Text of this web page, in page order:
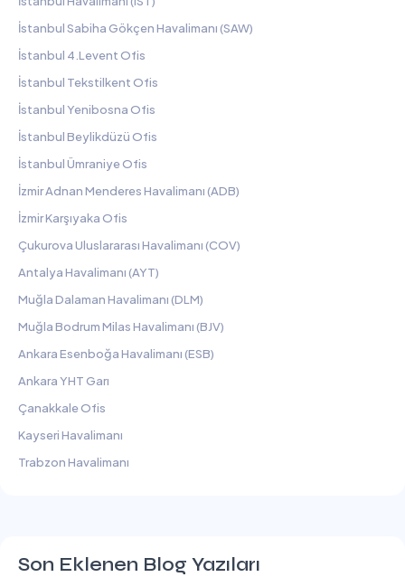
İstanbul Sabiha Gökçen Havalimanı (SAW)
İstanbul 4.Levent Ofis
İstanbul Tekstilkent Ofis
İstanbul Yenibosna Ofis
İstanbul Beylikdüzü Ofis
İstanbul Ümraniye Ofis
İzmir Adnan Menderes Havalimanı (ADB)
İzmir Karşıyaka Ofis
Çukurova Uluslararası Havalimanı (COV)
Antalya Havalimanı (AYT)
Muğla Dalaman Havalimanı (DLM)
Muğla Bodrum Milas Havalimanı (BJV)
Ankara Esenboğa Havalimanı (ESB)
Ankara YHT Garı
Çanakkale Ofis
Kayseri Havalimanı
Trabzon Havalimanı
Son Eklenen Blog Yazıları